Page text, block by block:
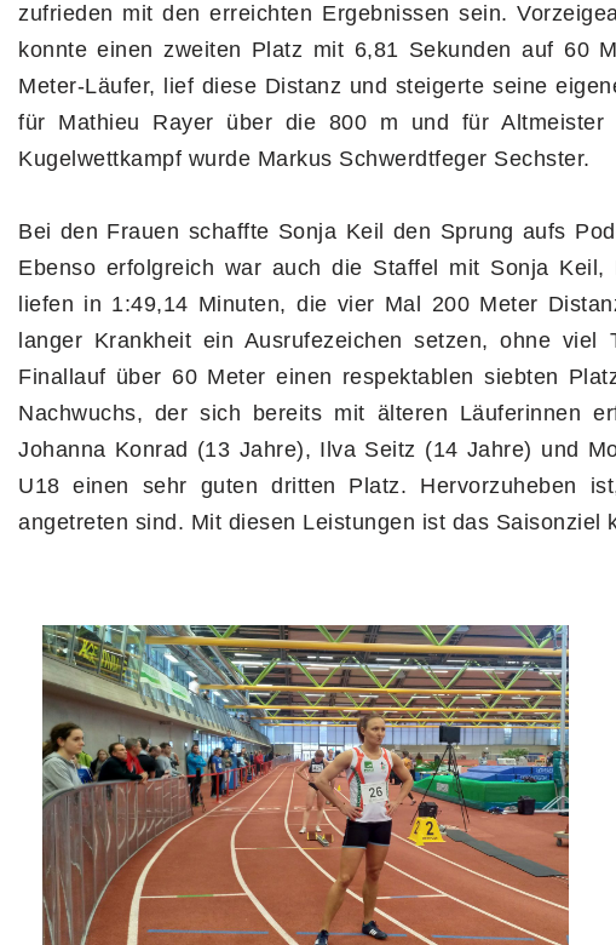
zufrieden mit den erreichten Ergebnissen sein.
konnte einen zweiten Platz mit 6,81 Sekunden auf 60
Meter-Läufer, lief diese Distanz und steigerte seine
für Mathieu Rayer über die 800 m und für
Kugelwettkampf wurde Markus Schwerdtfeger Sechster.
Bei den Frauen schaffte Sonja Keil den Sprung aufs
Ebenso erfolgreich war auch die Staffel mit Sonja
liefen in 1:49,14 Minuten, die vier Mal 200 Meter
langer Krankheit ein Ausrufezeichen setzen, ohne
Finallauf über 60 Meter einen respektablen siebten
Nachwuchs, der sich bereits mit älteren Läuferinnen
Johanna Konrad (13 Jahre), Ilva Seitz (14 Jahre) und
U18 einen sehr guten dritten Platz. Hervorzuheben
angetreten sind. Mit diesen Leistungen ist das